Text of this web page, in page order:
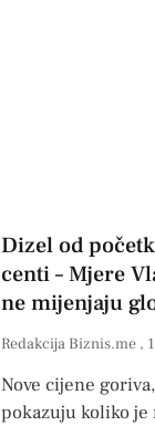
Dizel od
centi – Mjere
ne mijenjaju
Redakcija Biznis.me
Nove cijene
pokazuju koliko